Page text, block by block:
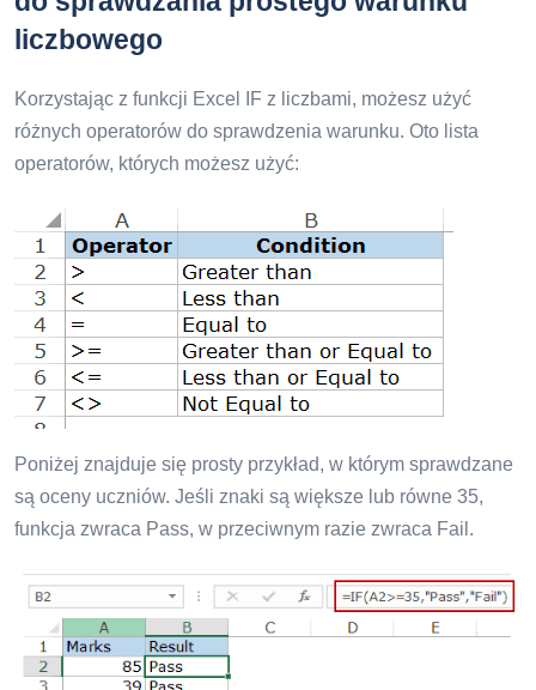
liczbowego
Korzystając z funkcji Excel IF z liczbami, możesz użyć
różnych operatorów do sprawdzenia warunku. Oto lista
operatorów, których możesz użyć:
Poniżej znajduje się prosty przykład, w którym sprawdzane
są oceny uczniów. Jeśli znaki są większe lub równe 35,
funkcja zwraca Pass, w przeciwnym razie zwraca Fail.